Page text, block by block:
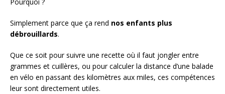
Simplement parce que ça rend nos enfants plus
débrouillards.
Que ce soit pour suivre une recette où il faut jongler entre
grammes et cuillères, ou pour calculer la distance d’une balade
en vélo en passant des kilomètres aux miles, ces compétences
leur sont directement utiles.